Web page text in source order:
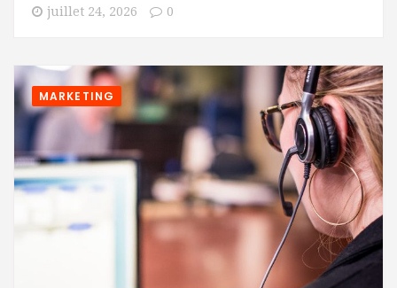
juillet 24, 2026 0
MARKETING